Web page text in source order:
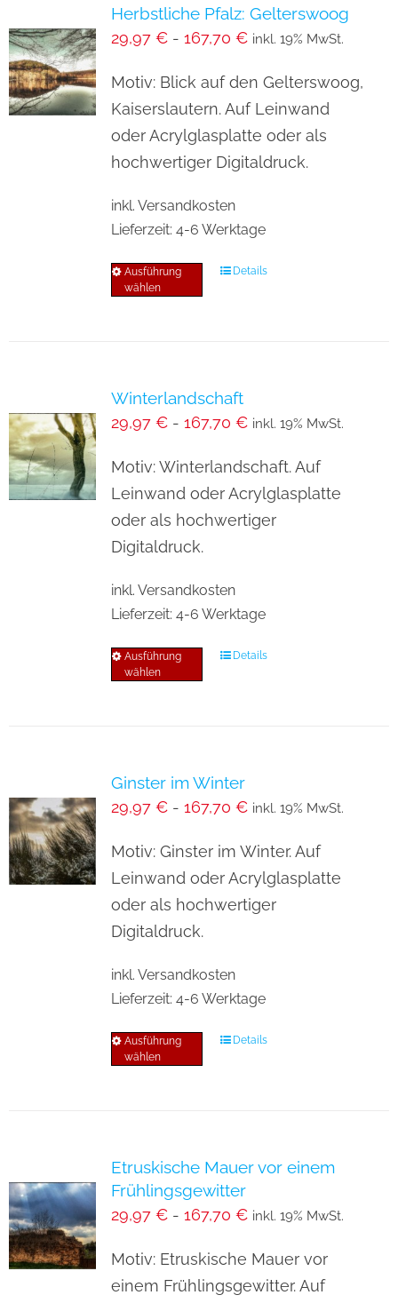
auf.
Optionen
können
auf
der
gewählt
werden
Herbstliche Pfalz: Gelterswoog
29,97 €- 167,70 € inkl. 19% MwSt.
Motiv: Blick auf den Gelterswoog,
Kaiserslautern. Auf Leinwand
oder Acrylglasplatte oder als
hochwertiger Digitaldruck.
inkl. Versandkosten
Lieferzeit: 4-6 Werktage
Ausführung
wählen
Dieses
auf.
Optionen
können
auf
gewählt
werden
Details
Winterlandschaft
29,97 €- 167,70 € inkl. 19% MwSt.
Motiv: Winterlandschaft. Auf
Leinwand oder Acrylglasplatte
oder als hochwertiger
Digitaldruck.
inkl. Versandkosten
Lieferzeit: 4-6 Werktage
Ausführung
wählen
Dieses
auf.
Optionen
können
auf
gewählt
werden
Details
Ginster im Winter
29,97 €- 167,70 € inkl. 19% MwSt.
Motiv: Ginster im Winter. Auf
Leinwand oder Acrylglasplatte
oder als hochwertiger
Digitaldruck.
inkl. Versandkosten
Lieferzeit: 4-6 Werktage
Ausführung
wählen
Dieses
auf.
können
auf
Details
Etruskische Mauer vor einem
Frühlingsgewitter
29,97 €- 167,70 € inkl. 19% MwSt.
Motiv: Etruskische Mauer vor
einem Frühlingsgewitter. Auf